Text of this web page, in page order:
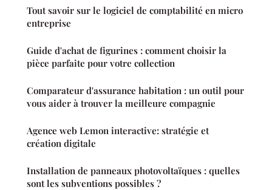
Tout savoir sur le logiciel de comptabilité en micro
entreprise
Guide d'achat de figurines : comment choisir la
pièce parfaite pour votre collection
Comparateur d'assurance habitation : un outil pour
vous aider à trouver la meilleure compagnie
Agence web Lemon interactive: stratégie et
création digitale
Installation de panneaux photovoltaïques : quelles
sont les subventions possibles ?